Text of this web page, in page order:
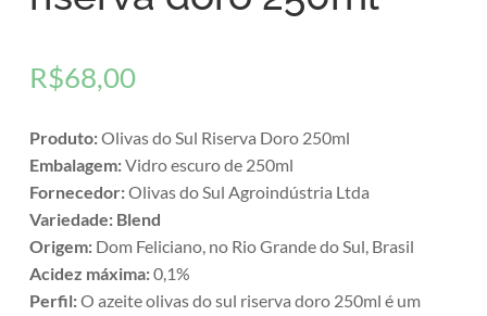
R$68,00
Produto:Olivas do Sul Riserva Doro 250ml
Embalagem:Vidro escuro de 250ml
Fornecedor:Olivas do Sul Agroindústria Ltda
Variedade: Blend
Origem: Dom Feliciano, no Rio Grande do Sul, Brasil
Acidez máxima:0,1%
Perfil:O azeite olivas do sul riserva doro 250ml é um